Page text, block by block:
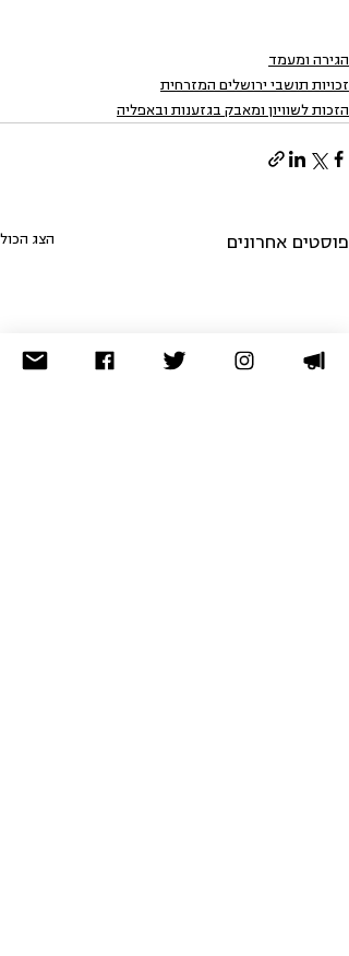
הגירה ומעמד
זכויות תושבי ירושלים המזרחית
הזכות לשוויון ומאבק בגזענות ובאפליה
פוסטים אחרונים הצג הכול